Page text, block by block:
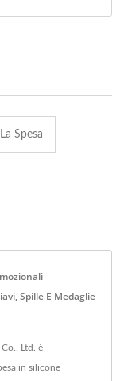
Spesa
Spille E Medaglie
Ltd. è
in silicone